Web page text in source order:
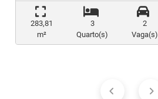
283,81
m²
3
Quarto(s)
2
Vaga(s)